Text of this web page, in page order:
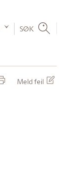
SØK
Meld feil